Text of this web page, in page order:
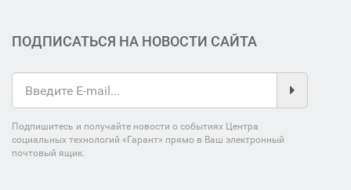
ПОДПИСАТЬСЯ НА НОВОСТИ САЙТА
Подпишитесь и получайте новости о событиях Центра
социальных технологий «Гарант» прямо в Ваш электронный
почтовый ящик.